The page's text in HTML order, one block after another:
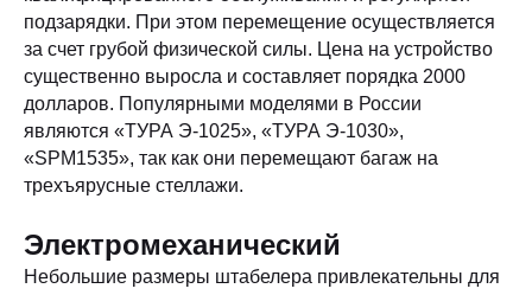
подзарядки. При этом перемещение осуществляется
за счет грубой физической силы. Цена на устройство
существенно выросла и составляет порядка 2000
долларов. Популярными моделями в России
являются «ТУРА Э-1025», «ТУРА Э-1030»,
«SPM1535», так как они перемещают багаж на
трехъярусные стеллажи.
Электромеханический
Небольшие размеры штабелера привлекательны для